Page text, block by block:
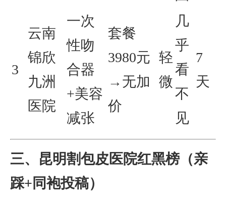
3
云南
锦欣
九洲
医院
一次
性吻
合器
+美容
减张
套餐
3980元
→无加
价
轻
微
几
乎
看
不
见
7
天
三、昆明割包皮医院红黑榜（亲
踩+同袍投稿）